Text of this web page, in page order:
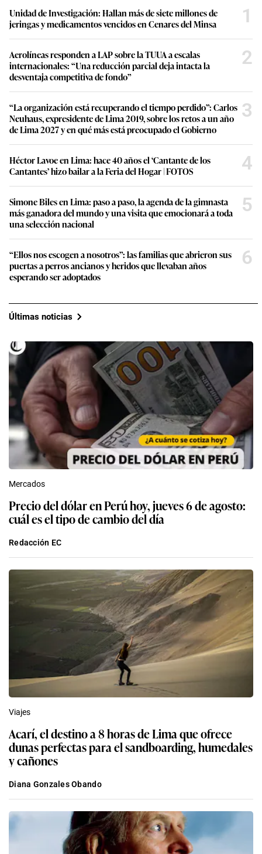
Unidad de Investigación: Hallan más de siete millones de
jeringas y medicamentos vencidos en Cenares del Minsa
1
Aerolíneas responden a LAP sobre la TUUA a escalas
internacionales: “Una reducción parcial deja intacta la
desventaja competitiva de fondo”
2
“La organización está recuperando el tiempo perdido”: Carlos
Neuhaus, expresidente de Lima 2019, sobre los retos a un año
de Lima 2027 y en qué más está preocupado el Gobierno
3
Héctor Lavoe en Lima: hace 40 años el ‘Cantante de los
Cantantes’ hizo bailar a la Feria del Hogar | FOTOS
4
Simone Biles en Lima: paso a paso, la agenda de la gimnasta
más ganadora del mundo y una visita que emocionará a toda
una selección nacional
5
“Ellos nos escogen a nosotros”: las familias que abrieron sus
puertas a perros ancianos y heridos que llevaban años
esperando ser adoptados
6
Últimas noticias
Mercados
Precio del dólar en Perú hoy, jueves 6 de agosto:
cuál es el tipo de cambio del día
Redacción EC
Viajes
Acarí, el destino a 8 horas de Lima que ofrece
dunas perfectas para el sandboarding, humedales
y cañones
Diana Gonzales Obando